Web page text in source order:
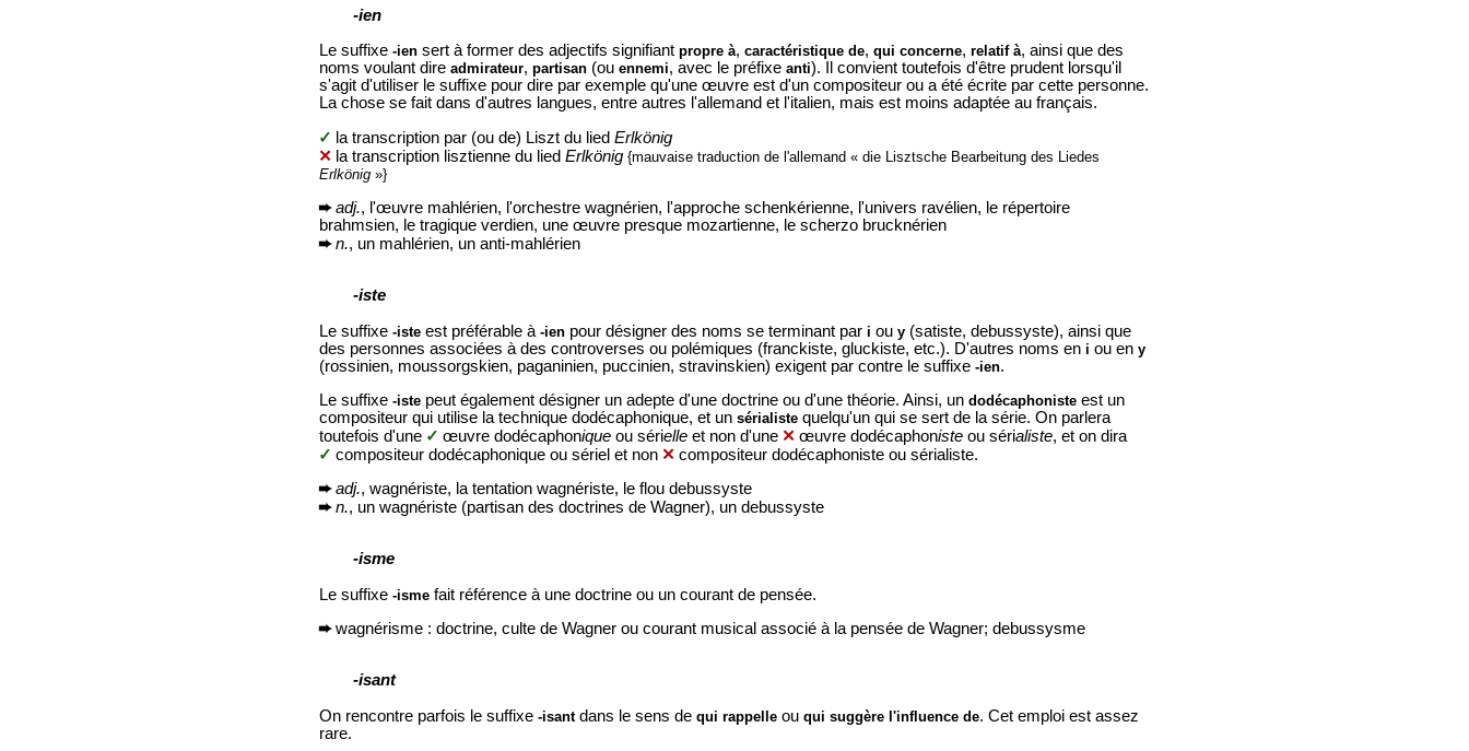
-ien
Le suffixe -ien sert à former des adjectifs signifiant propre à, caractéristique de, qui concerne, relatif à, ainsi que des
noms voulant dire admirateur, partisan (ou ennemi, avec le préfixe anti). Il convient toutefois d'être prudent lorsqu'il
s'agit d'utiliser le suffixe pour dire par exemple qu'une œuvre est d'un compositeur ou a été écrite par cette personne.
La chose se fait dans d'autres langues, entre autres l'allemand et l'italien, mais est moins adaptée au français.
✓ la transcription par (ou de) Liszt du lied Erlkönig
✕ la transcription lisztienne du lied Erlkönig {mauvaise traduction de l'allemand « die Lisztsche Bearbeitung des Liedes
Erlkönig »}
➨adj., l'œuvre mahlérien, l'orchestre wagnérien, l'approche schenkérienne, l'univers ravélien, le répertoire
brahmsien, le tragique verdien, une œuvre presque mozartienne, le scherzo brucknérien
➨n., un mahlérien, un anti-mahlérien
-iste
Le suffixe -iste est préférable à -ien pour désigner des noms se terminant par i ou y (satiste, debussyste), ainsi que
des personnes associées à des controverses ou polémiques (franckiste, gluckiste, etc.). D'autres noms en i ou en y
(rossinien, moussorgskien, paganinien, puccinien, stravinskien) exigent par contre le suffixe -ien.
Le suffixe -iste peut également désigner un adepte d'une doctrine ou d'une théorie. Ainsi, un dodécaphoniste est un
compositeur qui utilise la technique dodécaphonique, et un sérialiste quelqu'un qui se sert de la série. On parlera
toutefois d'une ✓ œuvre dodécaphonique ou sérielle et non d'une ✕ œuvre dodécaphoniste ou sérialiste, et on dira
✓ compositeur dodécaphonique ou sériel et non ✕ compositeur dodécaphoniste ou sérialiste.
➨adj., wagnériste, la tentation wagnériste, le flou debussyste
➨n., un wagnériste (partisan des doctrines de Wagner), un debussyste
-isme
Le suffixe -isme fait référence à une doctrine ou un courant de pensée.
➨wagnérisme : doctrine, culte de Wagner ou courant musical associé à la pensée de Wagner; debussysme
-isant
On rencontre parfois le suffixe -isantdans le sens de qui rappelle ou qui suggère l'influence de. Cet emploi est assez
rare.